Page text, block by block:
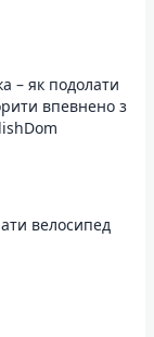
– як подолати
впевнено з
велосипед